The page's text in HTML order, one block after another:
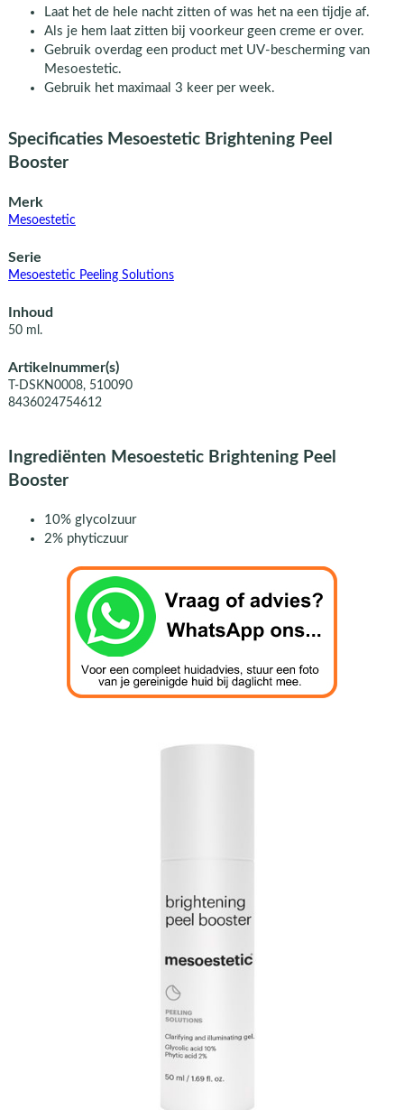
Laat het de hele nacht zitten of was het na een tijdje af.
Als je hem laat zitten bij voorkeur geen creme er over.
Gebruik overdag een product met UV-bescherming van
Mesoestetic.
Gebruik het maximaal 3 keer per week.
Specificaties Mesoestetic Brightening Peel
Booster
Merk
Mesoestetic
Serie
Mesoestetic Peeling Solutions
Inhoud
50 ml.
Artikelnummer(s)
T-DSKN0008, 510090
8436024754612
Ingrediënten Mesoestetic Brightening Peel
Booster
10% glycolzuur
2% phyticzuur